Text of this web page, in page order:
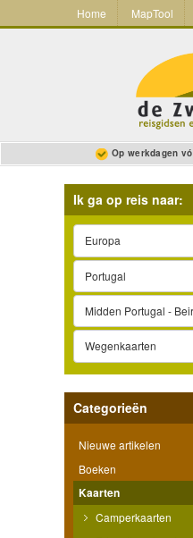
Home MapTool
Op werkdagen
Ik ga op reis naar:
Europa
Portugal
Midden Portugal -
Wegenkaarten
Categorieën
Nieuwe artikelen
Boeken
Kaarten
Camperkaarten